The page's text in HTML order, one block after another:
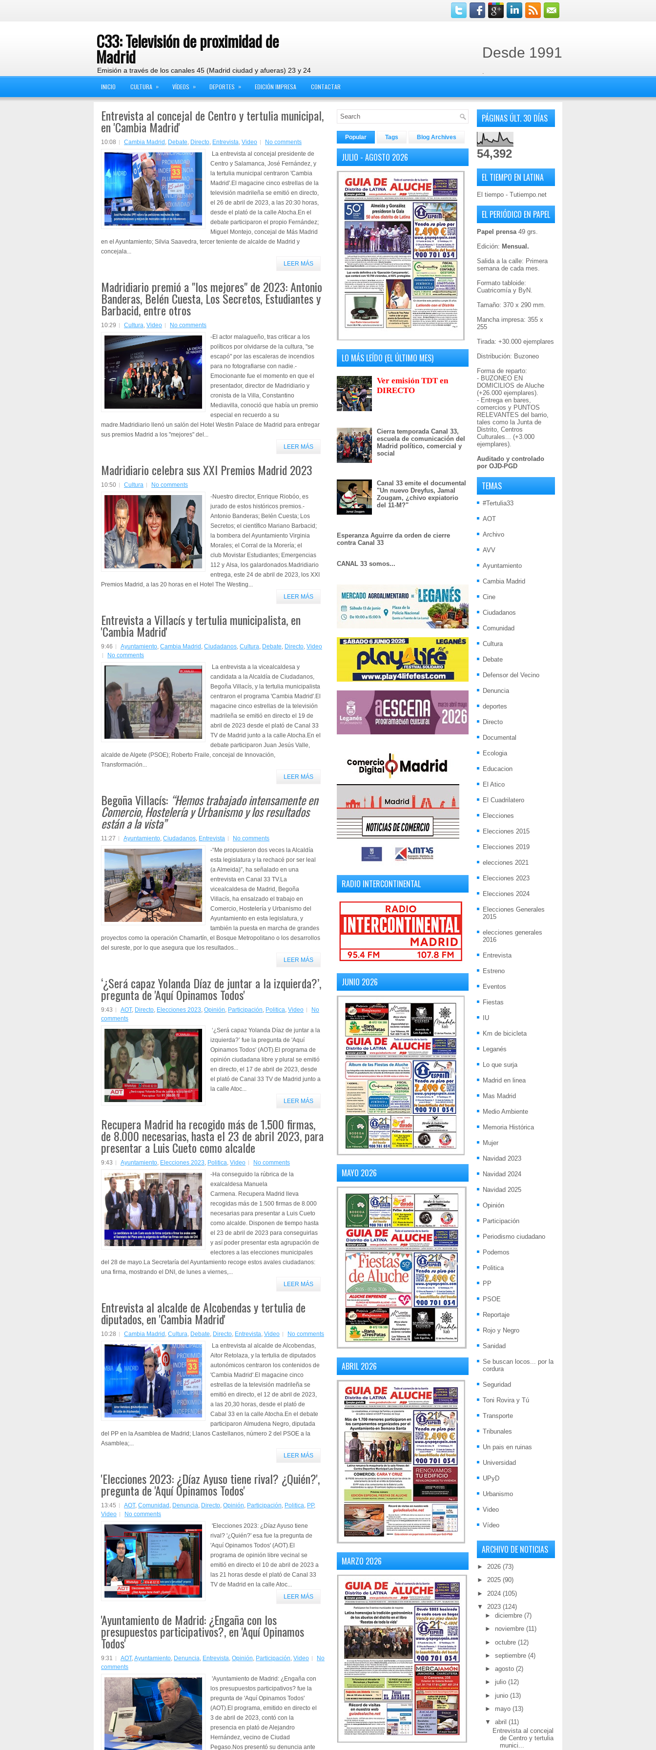
C33: Televisión de proximidad de
Madrid
Emisión a través de los canales 45 (Madrid ciudad y afueras) 23 y 24
Desde 1991
INICIO CULTURA » VÍDEOS » DEPORTES » EDICIÓN IMPRESA CONTACTAR
Entrevista al concejal de Centro y tertulia municipal,
en 'Cambia Madrid'
10:08 Cambia Madrid , Debate, Directo, Entrevista, Video
No comments
La entrevista al concejal presidente de
Centro y Salamanca, José Fernández, y
la tertulia municipal centraron 'Cambia
Madrid'.El magacine cinco estrellas de la
televisión madrileña se emitió en directo,
el 26 de abril de 2023, a las 20:30 horas,
desde el plató de la calle Atocha.En el
debate participaron el propio Fernández;
Miguel Montejo, concejal de Más Madrid
en el Ayuntamiento; Silvia Saavedra, tercer teniente de alcalde de Madrid y
concejala...
LEER MÁS
Madridiario premió a "los mejores" de 2023: Antonio
Banderas, Belén Cuesta, Los Secretos, Estudiantes y
Barbacid, entre otros
10:29 Cultura, Video
No comments
-El actor malagueño, tras criticar a los
políticos por olvidarse de la cultura, "se
escapó" por las escaleras de incendios
para no fotografiarse con nadie.-
Emocionante fue el momento en que el
presentador, director de Madridiario y
cronista de la Villa, Constantino
Mediavilla, conoció que había un premio
especial en recuerdo a su
madre.Madridiario llenó un salón del Hotel Westin Palace de Madrid para entregar
sus premios Madrid a los "mejores" del...
LEER MÁS
Madridiario celebra sus XXI Premios Madrid 2023
10:50 Cultura
No comments
-Nuestro director, Enrique Riobóo, es
jurado de estos históricos premios.-
Antonio Banderas; Belén Cuesta; Los
Secretos; el científico Mariano Barbacid;
la bombera del Ayuntamiento Virginia
Morales; el Corral de la Morería; el
club Movistar Estudiantes; Emergencias
112 y Alsa, los galardonados.Madridiario
entrega, este 24 de abril de 2023, los XXI
Premios Madrid, a las 20 horas en el Hotel The Westing...
LEER MÁS
Entrevista a Villacís y tertulia municipalista, en
'Cambia Madrid'
9:46 Ayuntamiento, Cambia Madrid , Ciudadanos, Cultura, Debate, Directo, Video
No comments
La entrevista a la vicealcaldesa y
candidata a la Alcaldía de Ciudadanos,
Begoña Villacís, y la tertulia municipalista
centraron el programa 'Cambia Madrid'.El
magacine cinco estrellas de la televisión
madrileña se emitió en directo el 19 de
abril de 2023 desde el plató de Canal 33
TV de Madrid junto a la calle Atocha.En el
debate participaron Juan Jesús Valle,
alcalde de Algete (PSOE); Roberto Fraile, concejal de Innovación,
Transformación...
LEER MÁS
Begoña Villacís: “Hemos trabajado intensamente en
Comercio, Hostelería y Urbanismo y los resultados
están a la vista”
11:27 Ayuntamiento, Ciudadanos, Entrevista
No comments
-“Me propusieron dos veces la Alcaldía
esta legislatura y la rechacé por ser leal
(a Almeida)”, ha señalado en una
entrevista en Canal 33 TV.La
vicealcaldesa de Madrid, Begoña
Villacís, ha ensalzado el trabajo en
Comercio, Hostelería y Urbanismo del
Ayuntamiento en esta legislatura, y
también la puesta en marcha de grandes
proyectos como la operación Chamartín, el Bosque Metropolitano o los desarrollos
del sureste, por lo que asegura que los resultados...
LEER MÁS
‘¿Será capaz Yolanda Díaz de juntar a la izquierda?’,
pregunta de 'Aquí Opinamos Todos'
9:43 AOT, Directo, Elecciones 2023, Opinión, Participación, Politica, Video
No
comments
‘¿Será capaz Yolanda Díaz de juntar a la
izquierda?’ fue la pregunta de 'Aquí
Opinamos Todos' (AOT).El programa de
opinión ciudadana libre y plural se emitió
en directo, el 17 de abril de 2023, desde
el plató de Canal 33 TV de Madrid junto a
la calle Atoc...
LEER MÁS
Recupera Madrid ha recogido más de 1.500 firmas,
de 8.000 necesarias, hasta el 23 de abril 2023, para
presentar a Luis Cueto como alcalde
9:43 Ayuntamiento, Elecciones 2023, Politica, Video
No comments
-Ha conseguido la rúbrica de la
exalcaldesa Manuela
Carmena. Recupera Madrid lleva
recogidas más de 1.500 firmas de 8.000
necesarias para presentar a Luis Cueto
como alcalde. Disponen de tiempo hasta
el 23 de abril de 2023 para conseguirlas
y así poder presentar esta agrupación de
electores a las elecciones municipales
del 28 de mayo.La Secretaría del Ayuntamiento recoge estos avales ciudadanos:
una firma, mostrando el DNI, de lunes a viernes,...
LEER MÁS
Entrevista al alcalde de Alcobendas y tertulia de
diputados, en 'Cambia Madrid'
10:28 Cambia Madrid , Cultura, Debate, Directo, Entrevista, Video
No comments
La entrevista al alcalde de Alcobendas,
Aitor Retolaza, y la tertulia de diputados
autonómicos centraron los contenidos de
'Cambia Madrid'.El magacine cinco
estrellas de la televisión madrileña se
emitió en directo, el 12 de abril de 2023,
a las 20,30 horas, desde el plató de
Cabal 33 en la calle Atocha.En el debate
participaron Almudena Negro, diputada
del PP en la Asamblea de Madrid; Llanos Castellanos, número 2 del PSOE a la
Asamblea;...
LEER MÁS
'Elecciones 2023: ¿Díaz Ayuso tiene rival? ¿Quién?',
pregunta de 'Aquí Opinamos Todos'
13:45 AOT, Comunidad , Denuncia, Directo, Opinión, Participación, Politica, PP,
Video
No comments
'Elecciones 2023: ¿Díaz Ayuso tiene
rival? '¿Quién?' esa fue la pregunta de
'Aquí Opinamos Todos' (AOT).El
programa de opinión libre vecinal se
emitió en directo el 10 de abril de 2023 a
las 21 horas desde el plató de Canal 33
TV de Madrid en la calle Atoc...
LEER MÁS
'Ayuntamiento de Madrid: ¿Engaña con los
presupuestos participativos?, en 'Aquí Opinamos
Todos'
9:31 AOT,Ayuntamiento, Denuncia, Entrevista, Opinión, Participación, Video
No
comments
'Ayuntamiento de Madrid: ¿Engaña con
los presupuestos participativos? fue la
pregunta de 'Aquí Opinamos Todos'
(AOT).El programa, emitido en directo el
3 de abril de 2023, contó con la
presencia en plató de Alejandro
Hernández, vecino de Ciudad
Pegaso.Nos presentó su denuncia ante
Popular Tags Blog Archives
JULIO - AGOSTO 2026
LO MÁS LEÍDO (EL ÚLTIMO MES)
Ver emisión TDT en
DIRECTO
Cierra temporada Canal 33,
escuela de comunicación del
Madrid político, comercial y
social
Canal 33 emite el documental
"Un nuevo Dreyfus, Jamal
Zougam, ¿chivo expiatorio
del 11-M?"
Esperanza Aguirre da orden de cierre
contra Canal 33
CANAL 33 somos...
RADIO INTERCONTINENTAL
JUNIO 2026
MAYO 2026
ABRIL 2026
MARZO 2026
PÁGINAS ÚLT. 30 DÍAS
54,392
EL TIEMPO EN LATINA
El tiempo - Tutiempo.net
EL PERIÓDICO EN PAPEL
Papel prensa49 grs.
Edición: Mensual.
Salida a la calle: Primera
semana de cada mes.
Formato tabloide:
Cuatricomía y ByN.
Tamaño: 370 x 290 mm.
Mancha impresa: 355 x
255
Tirada: +30.000 ejemplares
Distribución: Buzoneo
Forma de reparto:
- BUZONEO EN
DOMICILIOS de Aluche
(+26.000 ejemplares).
- Entrega en bares,
comercios y PUNTOS
RELEVANTES del barrio,
tales como la Junta de
Distrito, Centros
Culturales... (+3.000
ejemplares).
Auditado y controlado
por OJD-PGD
TEMAS
#Tertulia33
AOT
Archivo
AVV
Ayuntamiento
Cambia Madrid
Cine
Ciudadanos
Comunidad
Cultura
Debate
Defensor del Vecino
Denuncia
deportes
Directo
Documental
Ecologia
Educacion
El Atico
El Cuadrilatero
Elecciones
Elecciones 2015
Elecciones 2019
elecciones 2021
Elecciones 2023
Elecciones 2024
Elecciones Generales
2015
elecciones generales
2016
Entrevista
Estreno
Eventos
Fiestas
IU
Km de bicicleta
Leganés
Lo que surja
Madrid en linea
Mas Madrid
Medio Ambiente
Memoria Histórica
Mujer
Navidad 2023
Navidad 2024
Navidad 2025
Opinión
Participación
Periodismo ciudadano
Podemos
Politica
PP
PSOE
Reportaje
Rojo y Negro
Sanidad
Se buscan locos... por la
cordura
Seguridad
Toni Rovira y Tú
Transporte
Tribunales
Un pais en ruinas
Universidad
UPyD
Urbanismo
Video
Vídeo
ARCHIVO DE NOTICIAS
► 2026 (73)
► 2025 (90)
► 2024 (105)
▼
2023 (124)
► diciembre (7)
► noviembre (11)
► octubre (12)
► septiembre (4)
► agosto (2)
► julio (12)
► junio (13)
► mayo (13)
▼
abril (11)
Entrevista al concejal
de Centro y tertulia
munici...